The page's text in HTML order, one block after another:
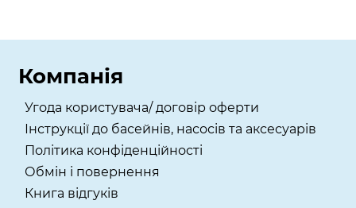
Компанія
Угода користувача/ договір оферти
Інструкції до басейнів, насосів та аксесуарів
Політика конфіденційності
Обмін і повернення
Книга відгуків